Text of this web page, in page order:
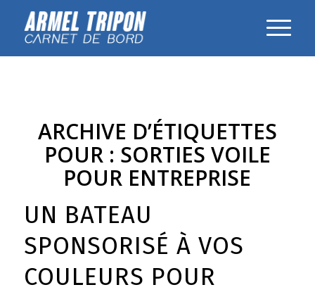
ARCHIVE D’ÉTIQUETTES
POUR : SORTIES VOILE
POUR ENTREPRISE
UN BATEAU
SPONSORISÉ À VOS
COULEURS POUR